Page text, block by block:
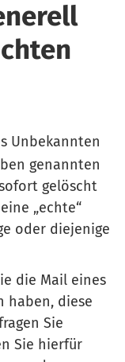
Unbekannten
genannten
gelöscht
„echte“
oder diejenige
die Mail eines
haben, diese
Sie
Sie hierfür